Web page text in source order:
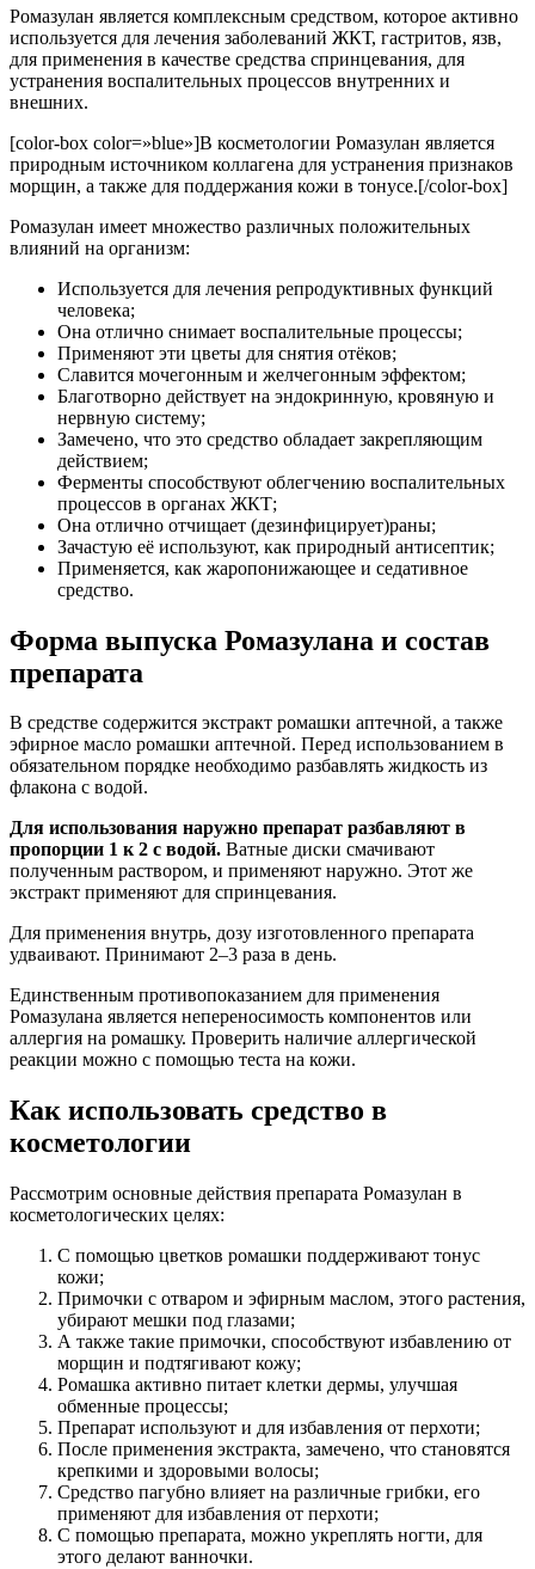
Ромазулан является комплексным средством, которое активно
используется для лечения заболеваний ЖКТ, гастритов, язв,
для применения в качестве средства спринцевания, для
устранения воспалительных процессов внутренних и
внешних.
[color-box color=»blue»]В косметологии Ромазулан является
природным источником коллагена для устранения признаков
морщин, а также для поддержания кожи в тонусе.[/color-box]
Ромазулан имеет множество различных положительных
влияний на организм:
Используется для лечения репродуктивных функций
человека;
Она отлично снимает воспалительные процессы;
Применяют эти цветы для снятия отёков;
Славится мочегонным и желчегонным эффектом;
Благотворно действует на эндокринную, кровяную и
нервную систему;
Замечено, что это средство обладает закрепляющим
действием;
Ферменты способствуют облегчению воспалительных
процессов в органах ЖКТ;
Она отлично отчищает (дезинфицирует)раны;
Зачастую её используют, как природный антисептик;
Применяется, как жаропонижающее и седативное
средство.
Форма выпуска Ромазулана и состав
препарата
В средстве содержится экстракт ромашки аптечной, а также
эфирное масло ромашки аптечной. Перед использованием в
обязательном порядке необходимо разбавлять жидкость из
флакона с водой.
Для использования наружно препарат разбавляют в
пропорции 1 к 2 с водой. Ватные диски смачивают
полученным раствором, и применяют наружно. Этот же
экстракт применяют для спринцевания.
Для применения внутрь, дозу изготовленного препарата
удваивают. Принимают 2–3 раза в день.
Единственным противопоказанием для применения
Ромазулана является непереносимость компонентов или
аллергия на ромашку. Проверить наличие аллергической
реакции можно с помощью теста на кожи.
Как использовать средство в
косметологии
Рассмотрим основные действия препарата Ромазулан в
косметологических целях:
С помощью цветков ромашки поддерживают тонус
кожи;
Примочки с отваром и эфирным маслом, этого растения,
убирают мешки под глазами;
А также такие примочки, способствуют избавлению от
морщин и подтягивают кожу;
Ромашка активно питает клетки дермы, улучшая
обменные процессы;
Препарат используют и для избавления от перхоти;
После применения экстракта, замечено, что становятся
крепкими и здоровыми волосы;
Средство пагубно влияет на различные грибки, его
применяют для избавления от перхоти;
С помощью препарата, можно укреплять ногти, для
этого делают ванночки.